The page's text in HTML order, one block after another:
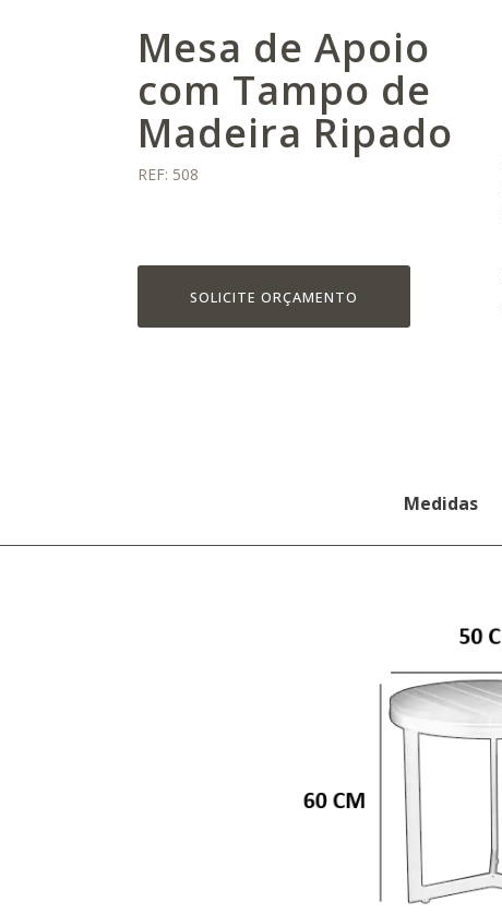
Mesa de Apoio
com Tampo de
Madeira Ripado
REF: 508
SOLICITE ORÇAMENTO
Medidas